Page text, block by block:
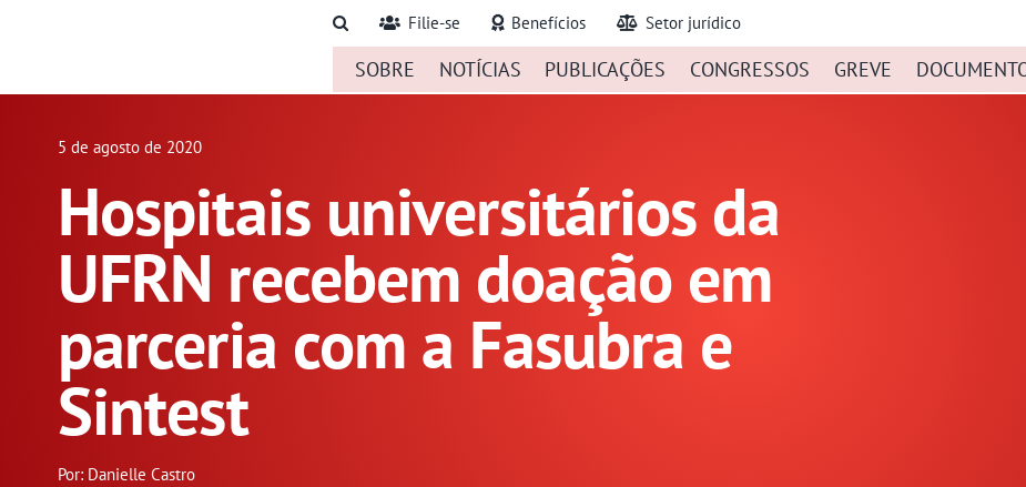
Filie-se Benefícios Setor jurídico
SOBRE NOTÍCIAS PUBLICAÇÕES CONGRESSOS GREVE
5 de agosto de 2020
Hospitais universitários da
UFRN recebem doação em
parceria com a Fasubra e
Sintest
Por: Danielle Castro